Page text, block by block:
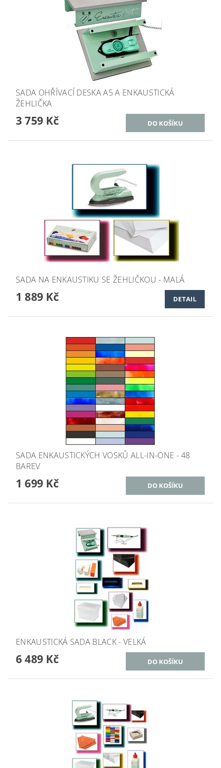
SADA OHŘÍVACÍ DESKA A5 A ENKAUSTICKÁ
ŽEHLIČKA
3 759 Kč
SADA NA ENKAUSTIKU SE ŽEHLIČKOU - MALÁ
1 889 Kč DETAIL
SADA ENKAUSTICKÝCH VOSKŮ ALL-IN-ONE - 48
BAREV
1 699 Kč
ENKAUSTICKÁ SADA BLACK - VELKÁ
6 489 Kč